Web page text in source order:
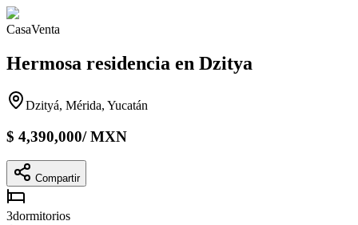
CasaVenta
Hermosa residencia en Dzitya
Dzityá, Mérida, Yucatán
$ 4,390,000/MXN
Compartir
3dormitorios